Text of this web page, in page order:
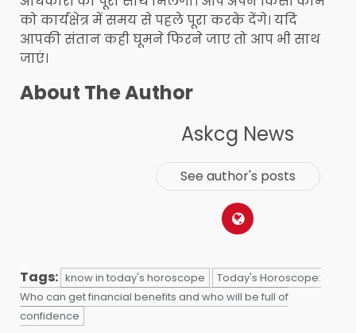
को कार्यक्षेत्र में समय से पहले पूरा करके देंगे। यदि
आपकी संतान कही घूमने फिरने जाए तो आप भी साथ
जाएं।
About The Author
Askcg News
See author's posts
Tags: know in today's horoscope
Today's Horoscope:
Who can get financial benefits and who will be full of
confidence